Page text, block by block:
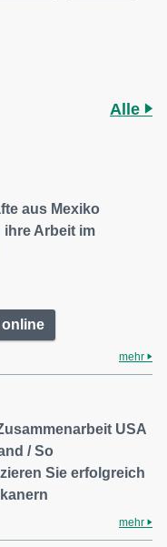
Alle
aus Mexiko
ihre Arbeit im
mehr
USA
/ So
Sie erfolgreich
mehr